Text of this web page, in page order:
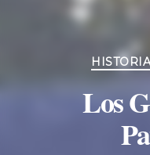
Los